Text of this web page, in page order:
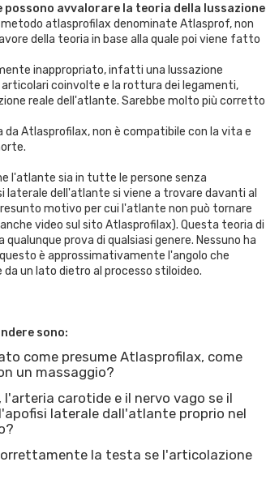
avvalorare la teoria della lussazione
atlasprofilax denominate Atlasprof, non
della teoria in base alla quale poi viene fatto
inappropriato, infatti una lussazione
coinvolte e la rottura dei legamenti,
reale dell'atlante. Sarebbe molto più corretto
Atlasprofilax, non è compatibile con la vita e
l'atlante sia in tutte le persone senza
dell'atlante si viene a trovare davanti al
motivo per cui l'atlante non può tornare
video sul sito Atlasprofilax). Questa teoria di
prova di qualsiasi genere. Nessuno ha
è approssimativamente l'angolo che
un lato dietro al processo stiloideo.
sono:
come presume Atlasprofilax, come
un massaggio?
carotide e il nervo vago se il
laterale dall'atlante proprio nel
la testa se l'articolazione